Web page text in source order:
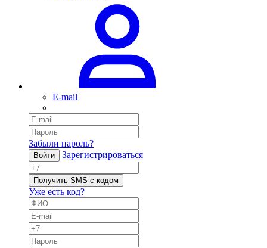
E-mail
Забыли пароль?
Войти Зарегистрироваться
Получить SMS с кодом
Уже есть код?